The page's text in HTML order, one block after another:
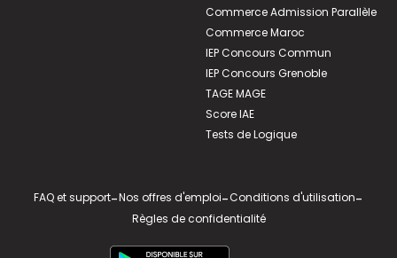
Commerce Admission Parallèle
Commerce Maroc
IEP Concours Commun
IEP Concours Grenoble
TAGE MAGE
Score IAE
Tests de Logique
FAQ et support-Nos offres d'emploi-Conditions d'utilisation-
Règles de confidentialité